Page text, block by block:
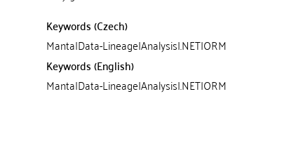
Keywords (Czech)
Manta|Data-Lineage|Analysis|.NET|ORM
Keywords (English)
Manta|Data-Lineage|Analysis|.NET|ORM